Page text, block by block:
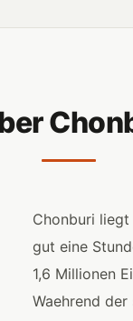
Chonburi
gut eine
1,6 Millionen
Waehrend